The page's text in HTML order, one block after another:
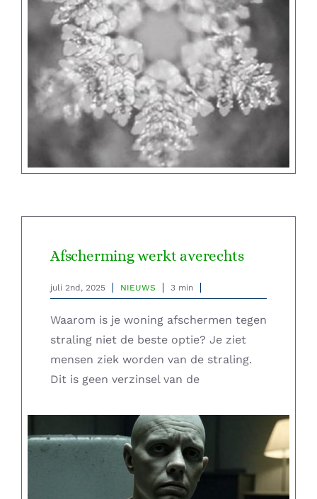
Afscherming werkt averechts
juli 2nd, 2025 NIEUWS 3 min
Waarom is je woning afschermen tegen
straling niet de beste optie? Je ziet
mensen ziek worden van de straling.
Dit is geen verzinsel van de